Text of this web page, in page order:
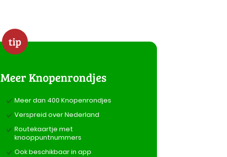
tip
Meer Knopenrondjes
Meer dan 400 Knopenrondjes
Verspreid over Nederland
Routekaartje met
knooppuntnummers
Ook beschikbaar in app